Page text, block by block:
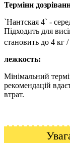
Терміни
`Нантская 4` -
Підходить для
становить до 4 кг
лежкость:
Мінімальний
рекомендацій
втрат.